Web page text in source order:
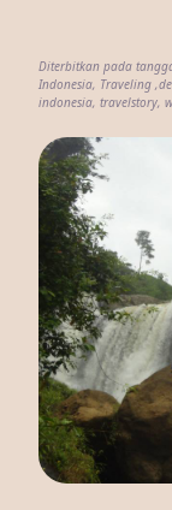
Diterbitkan pada
Indonesia, Traveling
indonesia, travelstory,